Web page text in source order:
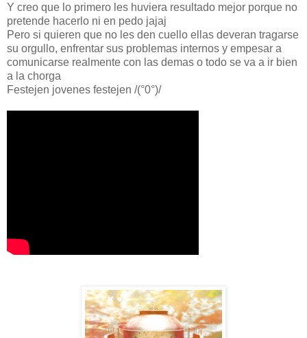
Y creo que lo primero les huviera resultado mejor porque no
pretende hacerlo ni en pedo jajaj
Pero si quieren que no les den cuello ellas deveran tragarse
su orgullo, enfrentar sus problemas internos y empesar a
comunicarse realmente con las demas o todo se va a ir bien
a la chorga
Festejen jovenes festejen /(°0°)/